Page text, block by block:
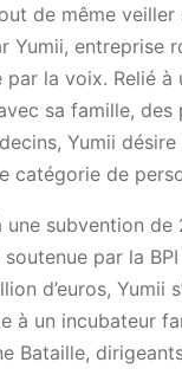
de même veiller
Yumii, entreprise
par la voix. Relié
sa famille, des
Yumii désire
catégorie de
une subvention
soutenue par la
d’euros, Yumii
à un incubateur
Bataille,